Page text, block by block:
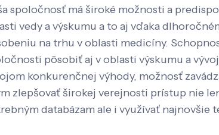
spoločnosť má široké možnosti a
vedy a výskumu a to aj vďaka
na trhu v oblasti medicíny.
pôsobiť aj v oblasti výskumu a
konkurenčnej výhody, možnosť
zlepšovať širokej verejnosti prístup nie
databázam ale i využívať najnovšie